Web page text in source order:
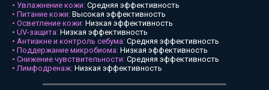
• Увлажнение кожи: Средняя эффективность
• Питание кожи: Высокая эффективность
• Осветление кожи: Низкая эффективность
• UV-защита: Низкая эффективность
• Антиакне и контроль себума: Средняя эффективность
• Поддержание микробиома: Низкая эффективность
• Снижение чувствительности: Средняя эффективность
• Лимфодренаж: Низкая эффективность